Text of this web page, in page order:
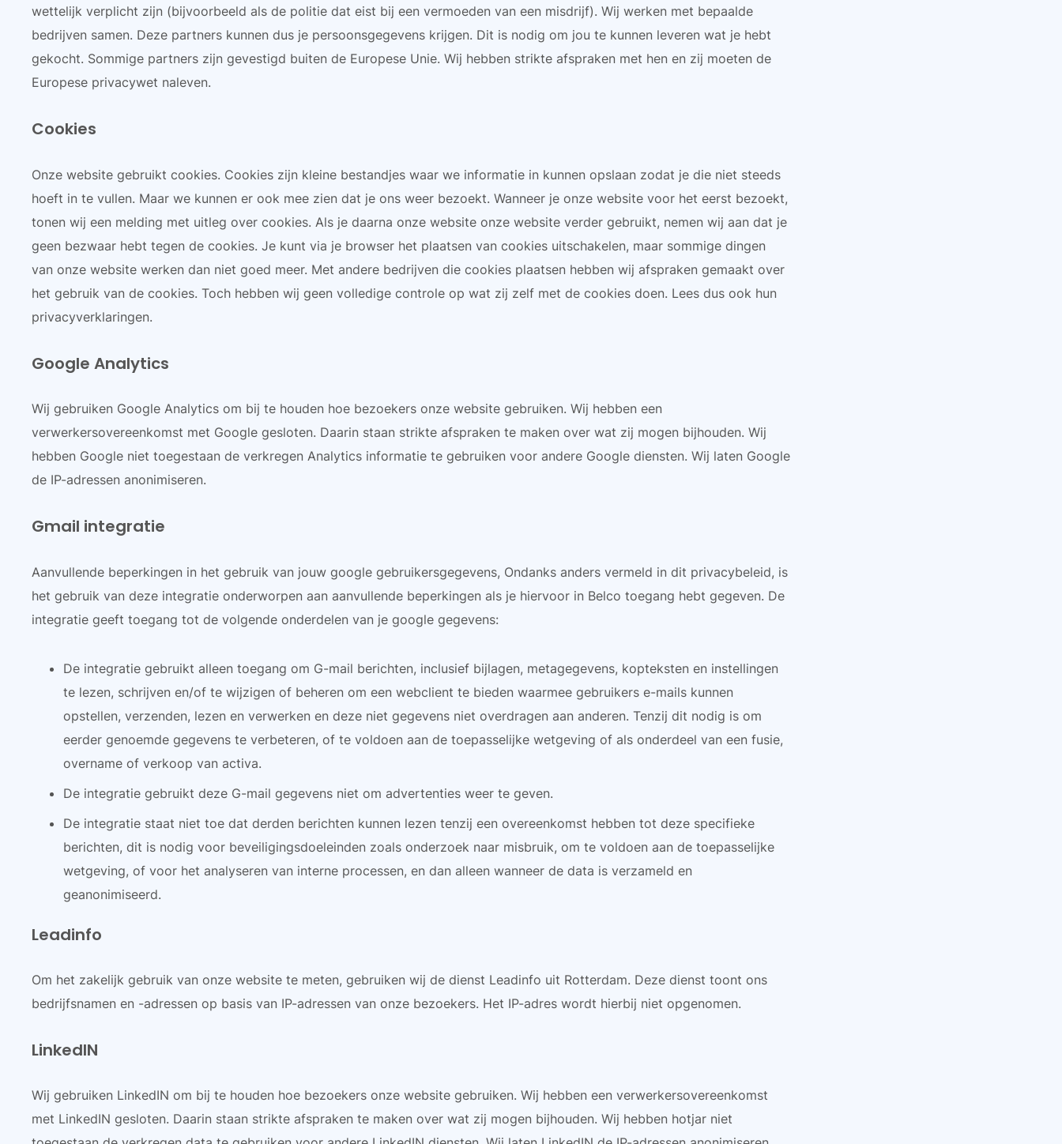
wettelijk verplicht zijn (bijvoorbeeld als de politie dat eist bij een vermoeden van een misdrijf). Wij werken met bepaalde
bedrijven samen. Deze partners kunnen dus je persoonsgegevens krijgen. Dit is nodig om jou te kunnen leveren wat je hebt
gekocht. Sommige partners zijn gevestigd buiten de Europese Unie. Wij hebben strikte afspraken met hen en zij moeten de
Europese privacywet naleven.
Cookies
Onze website gebruikt cookies. Cookies zijn kleine bestandjes waar we informatie in kunnen opslaan zodat je die niet steeds
hoeft in te vullen. Maar we kunnen er ook mee zien dat je ons weer bezoekt. Wanneer je onze website voor het eerst bezoekt,
tonen wij een melding met uitleg over cookies. Als je daarna onze website onze website verder gebruikt, nemen wij aan dat je
geen bezwaar hebt tegen de cookies. Je kunt via je browser het plaatsen van cookies uitschakelen, maar sommige dingen
van onze website werken dan niet goed meer. Met andere bedrijven die cookies plaatsen hebben wij afspraken gemaakt over
het gebruik van de cookies. Toch hebben wij geen volledige controle op wat zij zelf met de cookies doen. Lees dus ook hun
privacyverklaringen.
Google Analytics
Wij gebruiken Google Analytics om bij te houden hoe bezoekers onze website gebruiken. Wij hebben een
verwerkersovereenkomst met Google gesloten. Daarin staan strikte afspraken te maken over wat zij mogen bijhouden. Wij
hebben Google niet toegestaan de verkregen Analytics informatie te gebruiken voor andere Google diensten. Wij laten Google
de IP-adressen anonimiseren.
Gmail integratie
Aanvullende beperkingen in het gebruik van jouw google gebruikersgegevens, Ondanks anders vermeld in dit privacybeleid, is
het gebruik van deze integratie onderworpen aan aanvullende beperkingen als je hiervoor in Belco toegang hebt gegeven. De
integratie geeft toegang tot de volgende onderdelen van je google gegevens:
De integratie gebruikt alleen toegang om G-mail berichten, inclusief bijlagen, metagegevens, kopteksten en instellingen
te lezen, schrijven en/of te wijzigen of beheren om een webclient te bieden waarmee gebruikers e-mails kunnen
opstellen, verzenden, lezen en verwerken en deze niet gegevens niet overdragen aan anderen. Tenzij dit nodig is om
eerder genoemde gegevens te verbeteren, of te voldoen aan de toepasselijke wetgeving of als onderdeel van een fusie,
overname of verkoop van activa.
De integratie gebruikt deze G-mail gegevens niet om advertenties weer te geven.
De integratie staat niet toe dat derden berichten kunnen lezen tenzij een overeenkomst hebben tot deze specifieke
berichten, dit is nodig voor beveiligingsdoeleinden zoals onderzoek naar misbruik, om te voldoen aan de toepasselijke
wetgeving, of voor het analyseren van interne processen, en dan alleen wanneer de data is verzameld en
geanonimiseerd.
Leadinfo
Om het zakelijk gebruik van onze website te meten, gebruiken wij de dienst Leadinfo uit Rotterdam. Deze dienst toont ons
bedrijfsnamen en -adressen op basis van IP-adressen van onze bezoekers. Het IP-adres wordt hierbij niet opgenomen.
LinkedIN
Wij gebruiken LinkedIN om bij te houden hoe bezoekers onze website gebruiken. Wij hebben een verwerkersovereenkomst
met LinkedIN gesloten. Daarin staan strikte afspraken te maken over wat zij mogen bijhouden. Wij hebben hotjar niet